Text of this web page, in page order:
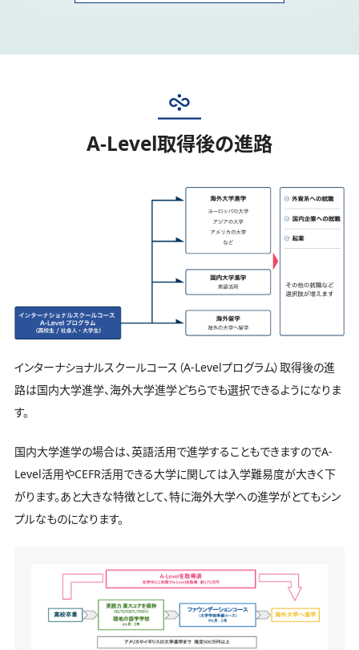
A-Level取得後の進路
インターナショナルスクールコース（A-Levelプログラム）取得後の進
路は国内大学進学、海外大学進学どちらでも選択できるようになりま
す。
国内大学進学の場合は、英語活用で進学することもできますのでA-
Level活用やCEFR活用できる大学に関しては入学難易度が大きく下
がります。あと大きな特徴として、特に海外大学への進学がとてもシン
プルなものになります。